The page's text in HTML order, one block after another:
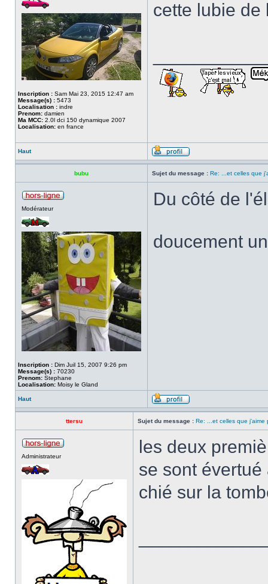
Inscription : Sam Mai 23, 2015 12:47 am
Message(s) : 5473
Localisation : indre
Prenom: damien
Ma MCC: 2.0l dci 150 dynamique 2007
Localisation: en france
cette lubie
Haut
bubu Sujet du message : Re: ...et celles que
Modérateur
Inscription : Dim Juil 15, 2007 9:26 pm
Message(s) : 70230
Prenom: Stephane
Localisation: Moisy le Gland
Du côté de
doucement
Haut
ttersu Sujet du message : Re: ...et celles que j'aime
Administrateur
les deux
se sont
chié sur la